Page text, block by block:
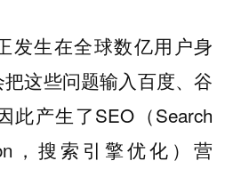
发生在全球数亿用户身
把这些问题输入百度、谷
此产生了SEO（Search
，搜索引擎优化）营